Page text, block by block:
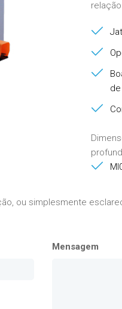
ou simplesmente
Mensagem